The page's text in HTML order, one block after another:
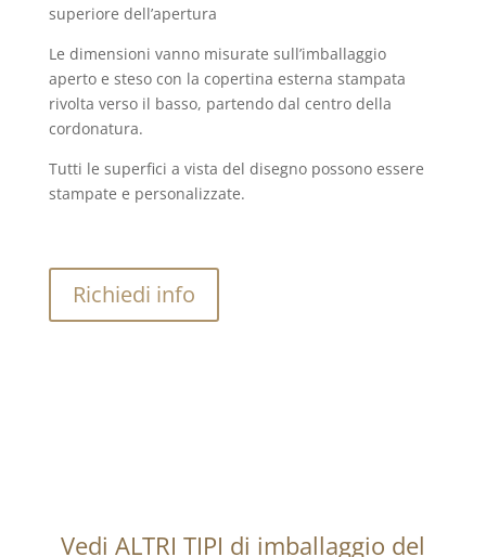
superiore dell’apertura
Le dimensioni vanno misurate sull’imballaggio
aperto e steso con la copertina esterna stampata
rivolta verso il basso, partendo dal centro della
cordonatura.
Tutti le superfici a vista del disegno possono essere
stampate e personalizzate.
Richiedi info
Vedi ALTRI TIPI di imballaggio del